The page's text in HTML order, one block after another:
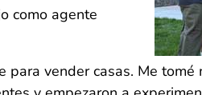
como agente
vender casas. Me